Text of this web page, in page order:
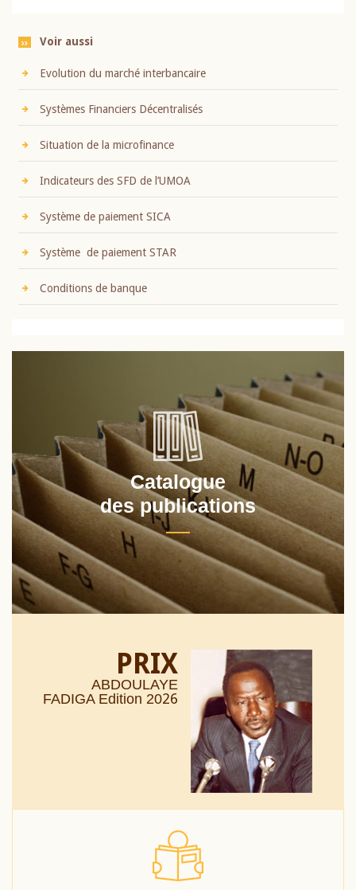
Voir aussi
Evolution du marché interbancaire
Systèmes Financiers Décentralisés
Situation de la microfinance
Indicateurs des SFD de l’UMOA
Système de paiement SICA
Système de paiement STAR
Conditions de banque
Catalogue
des publications
PRIX
ABDOULAYE
FADIGA Edition 2026